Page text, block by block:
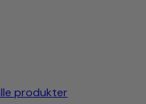
produkter